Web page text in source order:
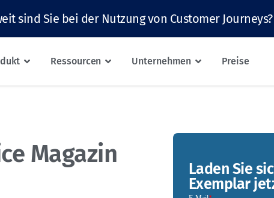
sind Sie bei der Nutzung von Customer Journeys?
Ressourcen Unternehmen Preise
Magazin
Laden Sie
Exemplar